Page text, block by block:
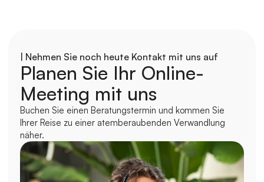
| Nehmen Sie noch heute Kontakt mit uns auf
Planen Sie Ihr Online-
Meeting mit uns
Buchen Sie einen Beratungstermin und kommen Sie
Ihrer Reise zu einer atemberaubenden Verwandlung
näher.